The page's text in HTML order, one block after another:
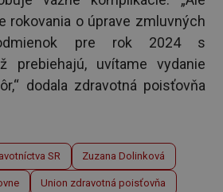
rokovania o úprave zmluvných
pre rok 2024 s
prebiehajú, uvítame vydanie
dodala zdravotná poisťovňa
SR Zuzana Dolinková
Union zdravotná poisťovňa